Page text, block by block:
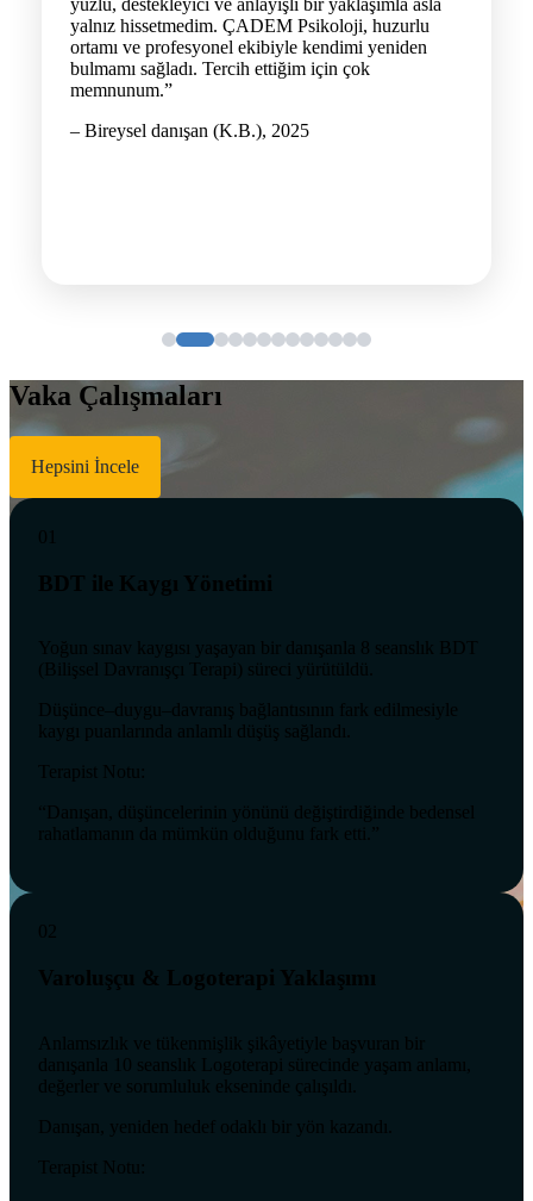
yüzlü, destekleyici ve anlayışlı bir yaklaşımla asla
yalnız hissetmedim. ÇADEM Psikoloji, huzurlu
ortamı ve profesyonel ekibiyle kendimi yeniden
bulmamı sağladı. Tercih ettiğim için çok
memnunum.”
– Bireysel danışan (K.B.), 2025
Vaka Çalışmaları
Hepsini İncele
01
BDT ile Kaygı Yönetimi
Yoğun sınav kaygısı yaşayan bir danışanla 8 seanslık BDT
(Bilişsel Davranışçı Terapi) süreci yürütüldü.
Düşünce–duygu–davranış bağlantısının fark edilmesiyle
kaygı puanlarında anlamlı düşüş sağlandı.
Terapist Notu:
“Danışan, düşüncelerinin yönünü değiştirdiğinde bedensel
rahatlamanın da mümkün olduğunu fark etti.”
02
Varoluşçu & Logoterapi Yaklaşımı
Anlamsızlık ve tükenmişlik şikâyetiyle başvuran bir
danışanla 10 seanslık Logoterapi sürecinde yaşam anlamı,
değerler ve sorumluluk ekseninde çalışıldı.
Danışan, yeniden hedef odaklı bir yön kazandı.
Terapist Notu: